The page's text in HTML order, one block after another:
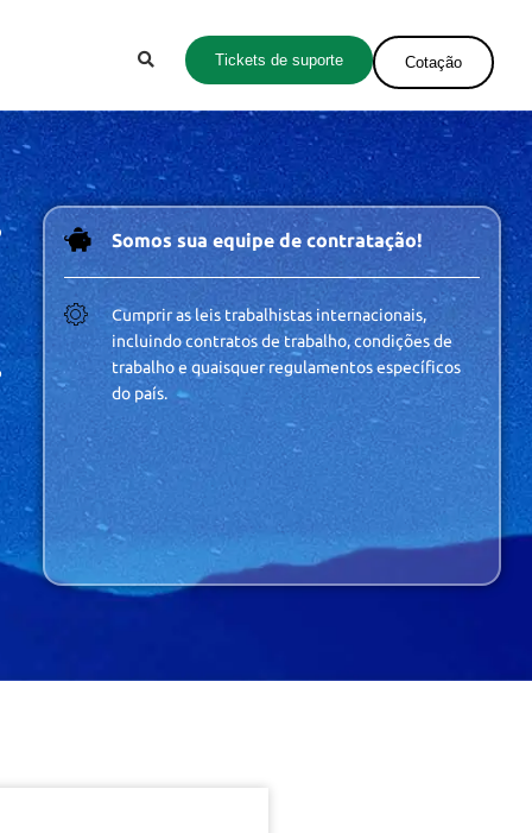
Tickets de suporte Cotação
Somos sua equipe de contratação!
Cumprir as leis trabalhistas internacionais,
incluindo contratos de trabalho, condições de
trabalho e quaisquer regulamentos específicos
do país.